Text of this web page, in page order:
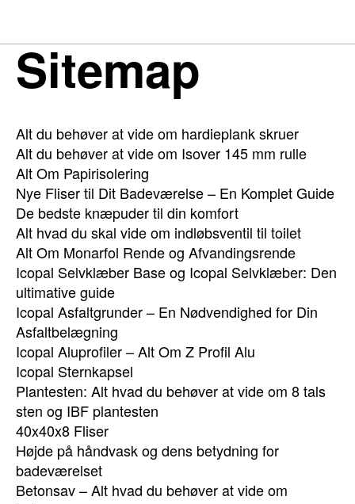
Sitemap
Alt du behøver at vide om hardieplank skruer
Alt du behøver at vide om Isover 145 mm rulle
Alt Om Papirisolering
Nye Fliser til Dit Badeværelse – En Komplet Guide
De bedste knæpuder til din komfort
Alt hvad du skal vide om indløbsventil til toilet
Alt Om Monarfol Rende og Afvandingsrende
Icopal Selvklæber Base og Icopal Selvklæber: Den
ultimative guide
Icopal Asfaltgrunder – En Nødvendighed for Din
Asfaltbelægning
Icopal Aluprofiler – Alt Om Z Profil Alu
Icopal Sternkapsel
Plantesten: Alt hvad du behøver at vide om 8 tals
sten og IBF plantesten
40x40x8 Fliser
Højde på håndvask og dens betydning for
badeværelset
Betonsav – Alt hvad du behøver at vide om